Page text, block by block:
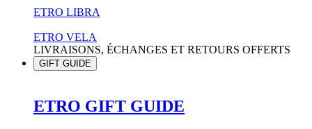
ETRO LIBRA
ETRO VELA
LIVRAISONS, ÉCHANGES ET RETOURS OFFERTS
GIFT GUIDE
ETRO GIFT GUIDE